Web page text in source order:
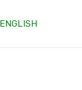
ENGLISH